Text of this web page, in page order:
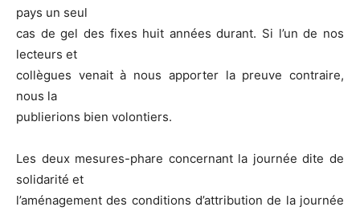
pays un seul
cas de gel des fixes huit années durant. Si l’un de nos
lecteurs et
collègues venait à nous apporter la preuve contraire,
nous la
publierions bien volontiers.
Les deux mesures-phare concernant la journée dite de
solidarité et
l’aménagement des conditions d’attribution de la journée